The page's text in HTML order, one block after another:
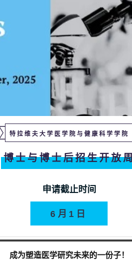
特拉维夫大学医学院与健康科学学院
博士与博士后招生开放
申请截止时间
6月1日
成为塑造医学研究未来的一份子！